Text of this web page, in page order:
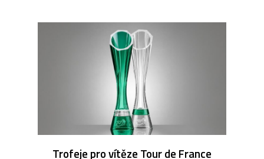
Trofeje pro vítěze Tour de France